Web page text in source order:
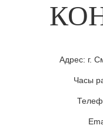
Адрес: г.
Часы